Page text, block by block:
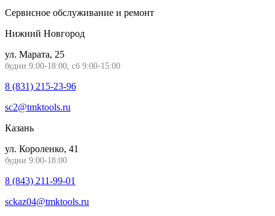
Сервисное обслуживание и ремонт
Нижний Новгород
ул. Марата, 25
будни 9:00-18:00, сб 9:00-15:00
8 (831) 215-23-96
sc2@tmktools.ru
Казань
ул. Короленко, 41
будни 9:00-18:00
8 (843) 211-99-01
sckaz04@tmktools.ru